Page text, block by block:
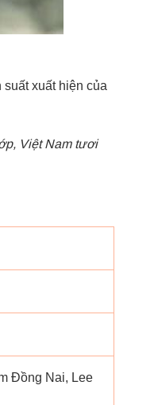
xuất hiện của
Việt Nam tươi
Đồng Nai, Lee